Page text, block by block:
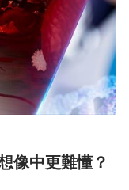
什麼比想像中更難懂？